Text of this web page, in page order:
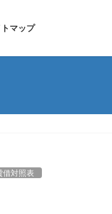
マップ
借対照表